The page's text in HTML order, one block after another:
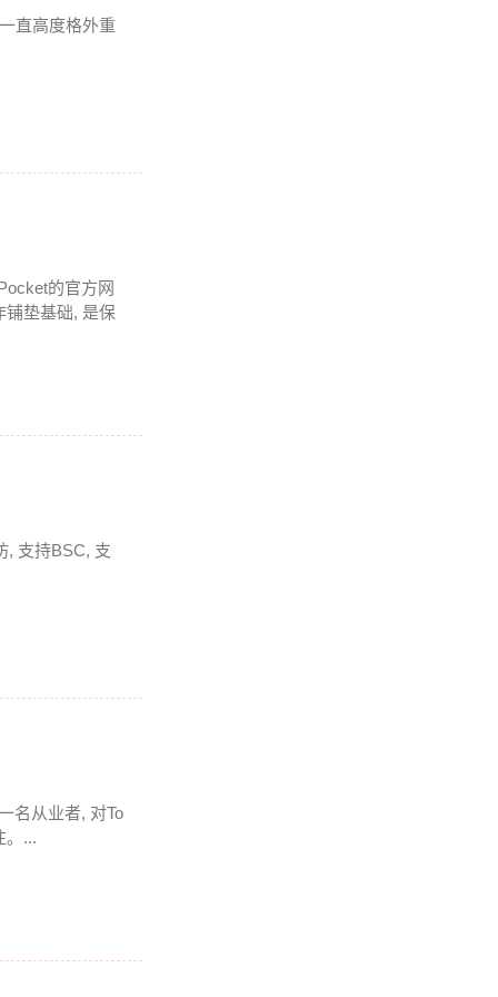
直高度格外重
的官方网
铺垫基础, 是保
, 支持BSC, 支
名从业者, 对To
。...